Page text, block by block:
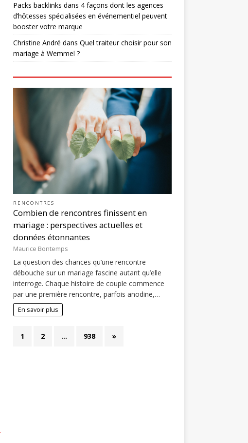
Packs backlinks dans 4 façons dont les agences
d’hôtesses spécialisées en événementiel peuvent
booster votre marque
Christine André dans Quel traiteur choisir pour son
mariage à Wemmel ?
RENCONTRES
Combien de rencontres finissent en
mariage : perspectives actuelles et
données étonnantes
Maurice Bontemps
La question des chances qu’une rencontre
débouche sur un mariage fascine autant qu’elle
interroge. Chaque histoire de couple commence
par une première rencontre, parfois anodine,…
En savoir plus
1 2 … 938 »